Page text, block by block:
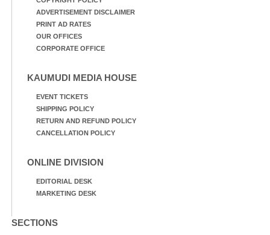
ADVERTISEMENT DISCLAIMER
PRINT AD RATES
OUR OFFICES
CORPORATE OFFICE
KAUMUDI MEDIA HOUSE
EVENT TICKETS
SHIPPING POLICY
RETURN AND REFUND POLICY
CANCELLATION POLICY
ONLINE DIVISION
EDITORIAL DESK
MARKETING DESK
SECTIONS